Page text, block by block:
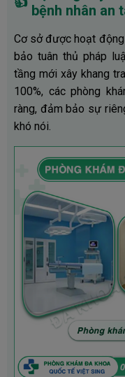
bệnh nhân an
Cơ sở được hoạt
bảo tuân thủ pháp
tầng mới xây khang
100%, các phòng
ràng, đảm bảo sự
khó nói.